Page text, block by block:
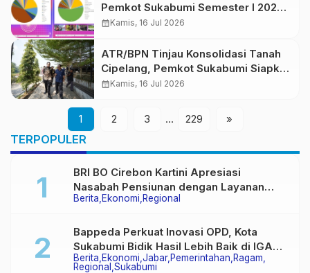
Pemkot Sukabumi Semester I 2026,
Keluhan PJU Jadi Sorotan Utama
calendar_monthKamis, 16 Jul 2026
ATR/BPN Tinjau Konsolidasi Tanah
Cipelang, Pemkot Sukabumi Siapkan
Pengembangan ke Wilayah Lain
calendar_monthKamis, 16 Jul 2026
1 2 3 … 229 »
TERPOPULER
Berita Ekonomi Regional
BRI BO Cirebon Kartini Apresiasi
Nasabah Pensiunan dengan Layanan
Terpadu, Literasi Keuangan hingga
Berita Ekonomi Jabar Pemerintahan Ragam
Regional Sukabumi
Bappeda Perkuat Inovasi OPD, Kota
Sukabumi Bidik Hasil Lebih Baik di IGA
2026